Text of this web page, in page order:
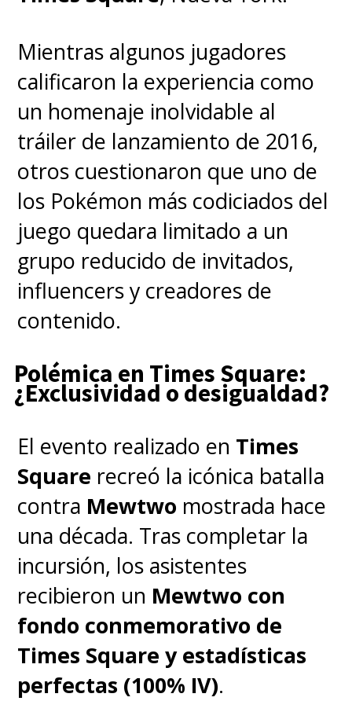
ganar un torneo
Regional o alcanzar elTop 4
cualquier Campeonato
Internacional, lo quegarantiza
un boleto automático al
mundial.
Ahora, el representante chileno
tendrá la oportunidad de
medirse con losmejores
entrenadores del mundo
vuelva a Chile, apenas un año
después de la histórica
consagración de
Fernando
Cifuentes.
Mientras algunos jugadores
calificaron la experiencia como
un homenaje inolvidable al
tráiler de lanzamiento de 2016,
otros cuestionaron que uno de
los Pokémon más codiciados del
juego quedara limitado a un
grupo reducido de invitados,
influencers y creadores de
contenido.
Polémica en Times Square:
¿Exclusividad o desigualdad?
El evento realizado en Times
Square recreó la icónica batalla
contra Mewtwo mostrada hace
una década. Tras completar la
incursión, los asistentes
recibieron un Mewtwo con
fondo conmemorativo de
Times Square y estadísticas
perfectas (100% IV).